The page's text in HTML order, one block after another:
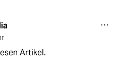
Artikel.